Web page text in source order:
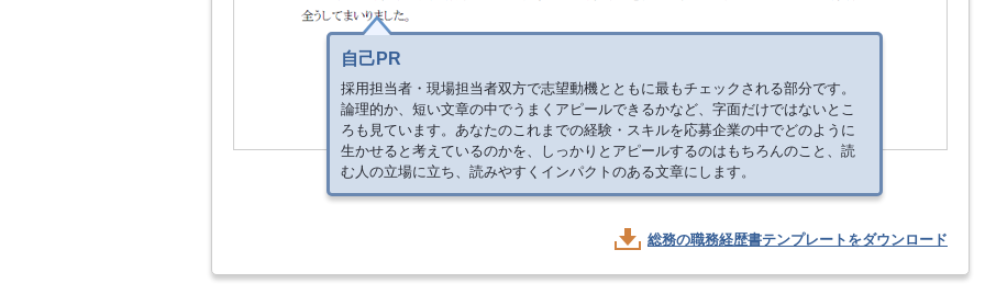
自己PR
採用担当者・現場担当者双方で志望動機とともに最もチェックされる部分です。
論理的か、短い文章の中でうまくアピールできるかなど、字面だけではないとこ
ろも見ています。あなたのこれまでの経験・スキルを応募企業の中でどのように
生かせると考えているのかを、しっかりとアピールするのはもちろんのこと、読
む人の立場に立ち、読みやすくインパクトのある文章にします。
総務の職務経歴書テンプレートをダウンロード